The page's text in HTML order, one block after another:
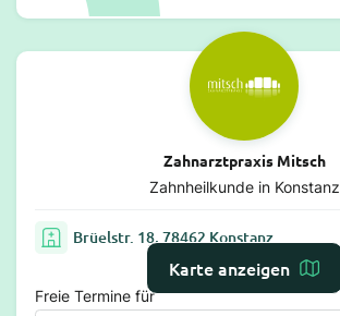
Zahnarztpraxis Mitsch
Zahnheilkunde in Konstanz
Brüelstr. 18, 78462 Konstanz
Freie Termine für
Karte anzeigen